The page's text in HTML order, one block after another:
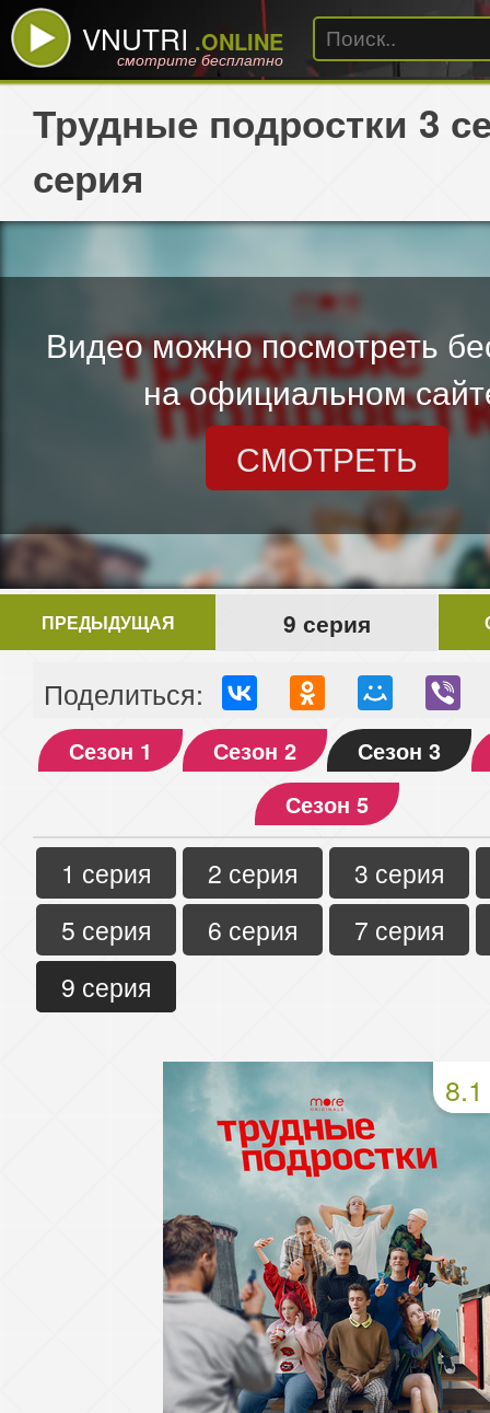
VNUTRI .ONLINE
смотрите бесплатно
Трудные подростки 3
серия
Видео можно посмотреть
на официальном
СМОТРЕТЬ
ПРЕДЫДУЩАЯ 9 серия
Поделиться:
Сезон 1 Сезон 2
Сезон 3
Сезон 5
1 серия 2 серия
3 серия
5 серия
6 серия
7 серия
9 серия
8.1